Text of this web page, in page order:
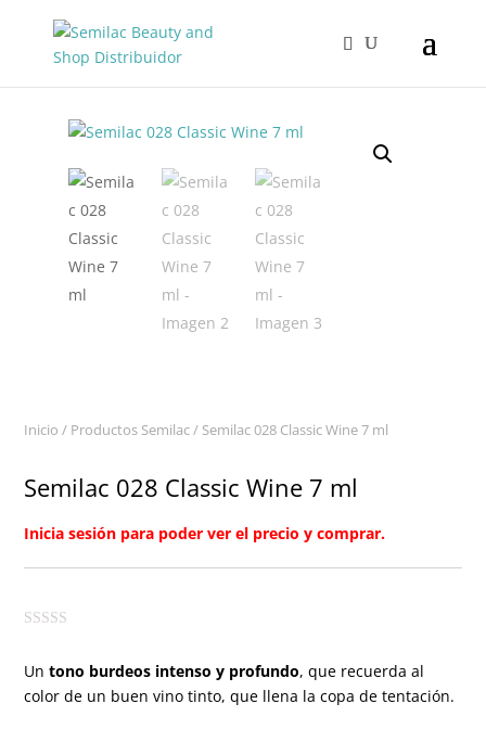
Inicio / Productos Semilac/ Semilac 028 Classic Wine 7 ml
Semilac 028 Classic Wine 7 ml
Inicia sesión para poder ver el precio y comprar.
Untono burdeos intenso y profundo, que recuerda al
color de un buen vino tinto, que llena la copa de tentación.